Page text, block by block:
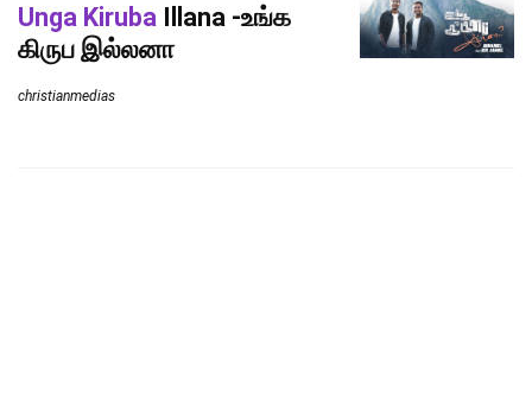
Unga Kiruba Illana -உங்க
கிருப இல்லனா
christianmedias